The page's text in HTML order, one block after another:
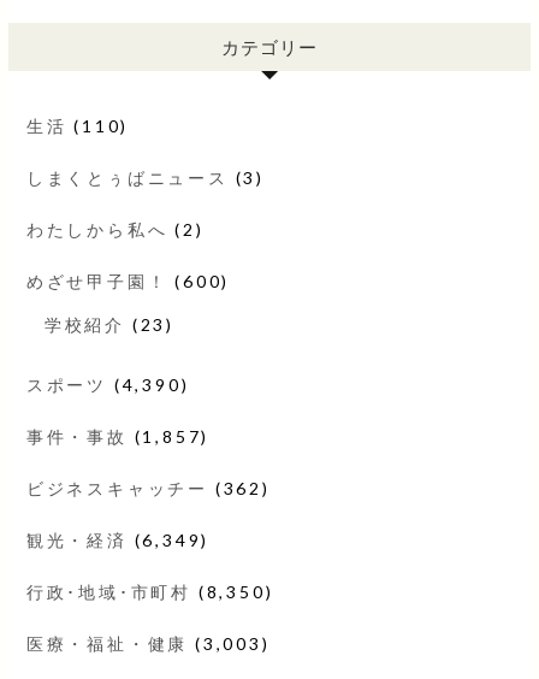
カテゴリー
生活 (110)
しまくとぅばニュース (3)
わたしから私へ (2)
めざせ甲子園！ (600)
学校紹介 (23)
スポーツ (4,390)
事件・事故 (1,857)
ビジネスキャッチー (362)
観光・経済 (6,349)
行政･地域･市町村 (8,350)
医療・福祉・健康 (3,003)